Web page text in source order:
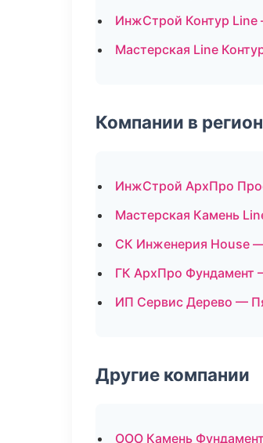
ИнжСтрой Контур
Мастерская Line
Компании в
ИнжСтрой АрхПро
Мастерская Камень
СК Инженерия House
ГК АрхПро Фундамент
ИП Сервис Дерево —
Другие компании
ООО Камень